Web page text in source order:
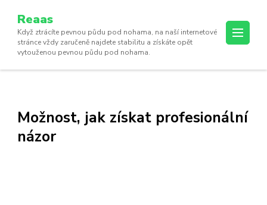
Reaas
Když ztrácíte pevnou půdu pod nohama, na naší internetové
stránce vždy zaručeně najdete stabilitu a získáte opět
vytouženou pevnou půdu pod nohama.
Možnost, jak získat profesionální
názor